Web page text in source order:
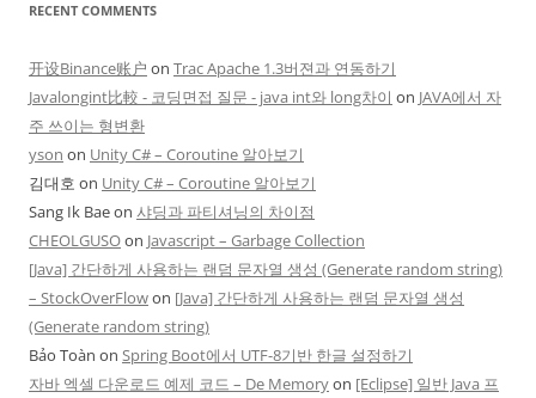
RECENT COMMENTS
开设Binance账户 on Trac Apache 1.3버젼과 연동하기
Javalongint比較 - 코딩면접 질문 - java int와 long차이 on JAVA에서 자
주 쓰이는 형변환
yson on Unity C# – Coroutine 알아보기
김대호 on Unity C# – Coroutine 알아보기
Sang Ik Baeon 샤딩과 파티셔닝의 차이점
CHEOLGUSOon Javascript – Garbage Collection
[Java] 간단하게 사용하는 랜덤 문자열 생성 (Generate random string)
– StockOverFlowon [Java] 간단하게 사용하는 랜덤 문자열 생성
(Generate random string)
Bảo Toàn on Spring Boot에서 UTF-8기반 한글 설정하기
자바 엑셀 다운로드 예제 코드 – De Memoryon [Eclipse] 일반 Java 프